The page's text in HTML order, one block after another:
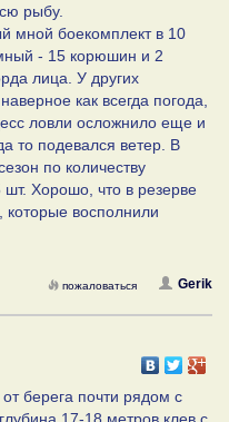
рыбу.
мной боекомплект в 10
- 15 корюшин и 2
лица. У других
как всегда погода,
ловли осложнило еще и
то подевался ветер. В
по количеству
Хорошо, что в резерве
которые восполнили
Gerik
пожаловаться
берега почти рядом с
17-18 метров клев с